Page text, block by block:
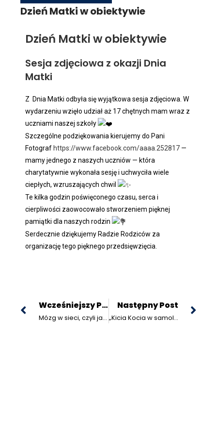
Dzień Matki w obiektywie
Dzień Matki w obiektywie
Sesja zdjęciowa z okazji Dnia
Matki
Z Dnia Matki odbyła się wyjątkowa sesja zdjęciowa. W
wydarzeniu wzięło udział aż 17 chętnych mam wraz z
uczniami naszej szkoły
Szczególne podziękowania kierujemy do Pani
Fotograf https://www.facebook.com/aaaa.252817 —
mamy jednego z naszych uczniów — która
charytatywnie wykonała sesję i uchwyciła wiele
ciepłych, wzruszających chwil
Te kilka godzin poświęconego czasu, serca i
cierpliwości zaowocowało stworzeniem pięknej
pamiątki dla naszych rodzin
Serdecznie dziękujemy Radzie Rodziców za
organizację tego pięknego przedsięwzięcia.
Wcześniejszy Post
Mózg w sieci, czyli jak nie dać się złapać!
Następny Post
„Kicia Kocia w samolocie”